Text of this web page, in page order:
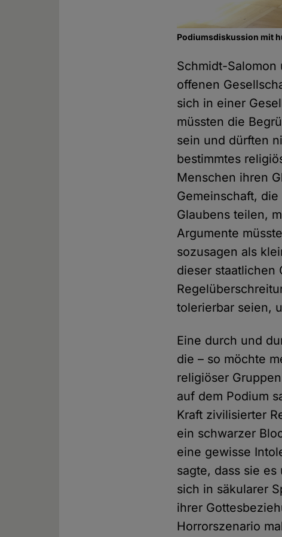
Podiumsdiskussion mit
Schmidt-Salomon
offenen
sich in einer
müssten die
sein und dürften
bestimmtes
Menschen ihren
Gemeinschaft,
Glaubens teilen,
Argumente
sozusagen als
dieser staatlichen
tolerierbar seien,
Eine durch und
die – so möchte
religiöser
auf dem Podium
Kraft zivilisierter
ein schwarzer
eine gewisse
sagte, dass sie
sich in säkularer
ihrer
Horrorszenario